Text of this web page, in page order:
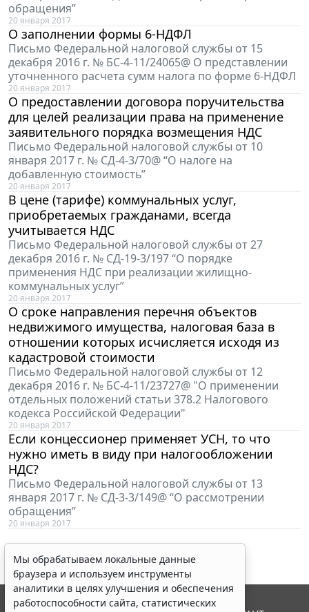
обращения”
20 января 2017
О заполнении формы 6-НДФЛ
Письмо Федеральной налоговой службы от 15
декабря 2016 г. № БС-4-11/24065@ О представлении
уточненного расчета сумм налога по форме 6-НДФЛ
20 января 2017
О предоставлении договора поручительства
для целей реализации права на применение
заявительного порядка возмещения НДС
Письмо Федеральной налоговой службы от 10
января 2017 г. № СД-4-3/70@ “О налоге на
добавленную стоимость”
20 января 2017
В цене (тарифе) коммунальных услуг,
приобретаемых гражданами, всегда
учитывается НДС
Письмо Федеральной налоговой службы от 27
декабря 2016 г. № СД-19-3/197 “О порядке
применения НДС при реализации жилищно-
коммунальных услуг”
20 января 2017
О сроке направления перечня объектов
недвижимого имущества, налоговая база в
отношении которых исчисляется исходя из
кадастровой стоимости
Письмо Федеральной налоговой службы от 12
декабря 2016 г. № БС-4-11/23727@ "О применении
отдельных положений статьи 378.2 Налогового
кодекса Российской Федерации"
20 января 2017
Если концессионер применяет УСН, то что
нужно иметь в виду при налогообложении
НДС?
Письмо Федеральной налоговой службы от 13
января 2017 г. № СД-3-3/149@ “О рассмотрении
обращения”
20 января 2017
Мы обрабатываем локальные данные
браузера и используем инструменты
аналитики в целях улучшения и обеспечения
работоспособности сайта, статистических